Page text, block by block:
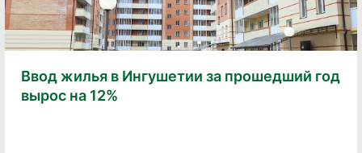
Ввод жилья в Ингушетии за прошедший год
вырос на 12%